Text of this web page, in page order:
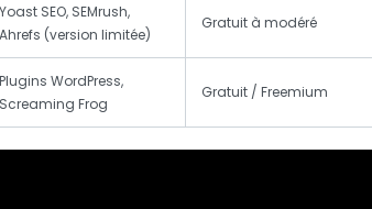
Yoast SEO, SEMrush,
Ahrefs (version limitée)
Gratuit à modéré
Plugins WordPress,
Screaming Frog
Gratuit / Freemium